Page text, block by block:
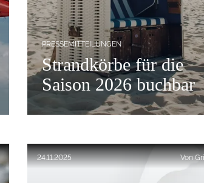
Strandkörbe für die
Saison 2026 buchbar
PRESSEMITTEILUNGEN
Veröffentlicht am:
24.11.2025 Von